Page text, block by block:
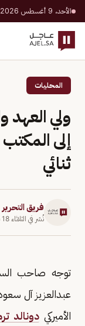
الأحد، 9 أغسطس 2026 · 26 صفر 1448 هـ
المحليات
ولي العهد
إلى
ثنائي
فريق التحرير
نُشر في الثلاثاء 18 نوفمبر 2025
توجه صاحب
عبدالعزيز آل
الأميركي دونالد